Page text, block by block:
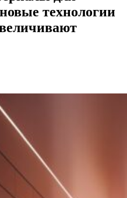
технологии